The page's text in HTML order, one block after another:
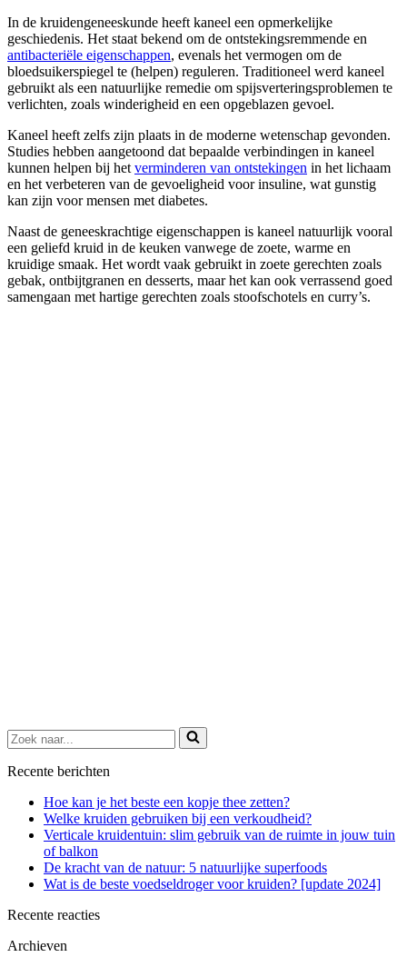
In de kruidengeneeskunde heeft kaneel een opmerkelijke
geschiedenis. Het staat bekend om de ontstekingsremmende en
antibacteriële eigenschappen, evenals het vermogen om de
bloedsuikerspiegel te (helpen) reguleren. Traditioneel werd kaneel
gebruikt als een natuurlijke remedie om spijsverteringsproblemen te
verlichten, zoals winderigheid en een opgeblazen gevoel.
Kaneel heeft zelfs zijn plaats in de moderne wetenschap gevonden.
Studies hebben aangetoond dat bepaalde verbindingen in kaneel
kunnen helpen bij het verminderen van ontstekingen in het lichaam
en het verbeteren van de gevoeligheid voor insuline, wat gunstig
kan zijn voor mensen met diabetes.
Naast de geneeskrachtige eigenschappen is kaneel natuurlijk vooral
een geliefd kruid in de keuken vanwege de zoete, warme en
kruidige smaak. Het wordt vaak gebruikt in zoete gerechten zoals
gebak, ontbijtgranen en desserts, maar het kan ook verrassend goed
samengaan met hartige gerechten zoals stoofschotels en curry’s.
Zoek
naar...
Recente berichten
Hoe kan je het beste een kopje thee zetten?
Welke kruiden gebruiken bij een verkoudheid?
Verticale kruidentuin: slim gebruik van de ruimte in jouw tuin
of balkon
De kracht van de natuur: 5 natuurlijke superfoods
Wat is de beste voedseldroger voor kruiden? [update 2024]
Recente reacties
Archieven